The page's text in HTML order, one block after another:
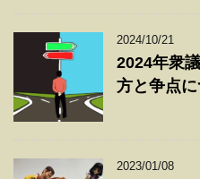
2024/10/21
2024年衆
方と争点
2023/01/08